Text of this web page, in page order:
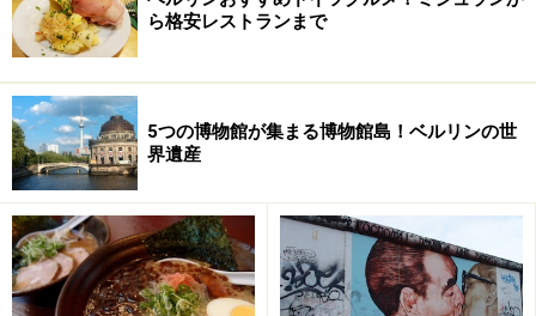
ロイツベルク地区にある自家焙煎コーヒーのカフェ「バ
ルコミズ・カフェレステライ」でした。1997年には、2
号店となる「バルコミズ・デリ」をミッテ地区にオープ
ン。ドイツでは珍しかったアメリカンスタイルのスイー
ツは瞬く間に評判になりました。その後シンシアさんは
4冊のレシピ本を出版し、今や「ケーキの女王」と異名
をとるほどの有名人です。
ら格安レストランまで
5つの博物館が集まる博物館島！ベルリンの世
界遺産